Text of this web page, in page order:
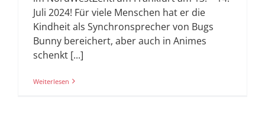
Juli 2024! Für viele Menschen hat er die
Kindheit als Synchronsprecher von Bugs
Bunny bereichert, aber auch in Animes
schenkt [...]
Weiterlesen